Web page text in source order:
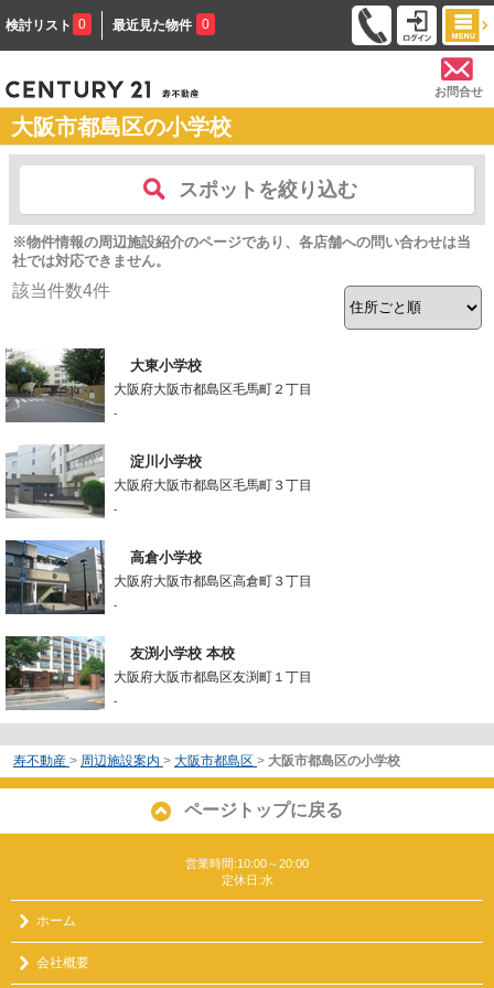
検討リスト 0 最近見た物件 0
お問合せ
大阪市都島区の小学校
スポットを絞り込む
※物件情報の周辺施設紹介のページであり、各店舗への問い合わせは当
社では対応できません。
該当件数4件
大東小学校
大阪府大阪市都島区毛馬町２丁目
-
淀川小学校
大阪府大阪市都島区毛馬町３丁目
-
高倉小学校
大阪府大阪市都島区高倉町３丁目
-
友渕小学校 本校
大阪府大阪市都島区友渕町１丁目
-
寿不動産 > 周辺施設案内 > 大阪市都島区 > 大阪市都島区の小学校
ページトップに戻る
営業時間:10:00～20:00
定休日:水
ホーム
会社概要